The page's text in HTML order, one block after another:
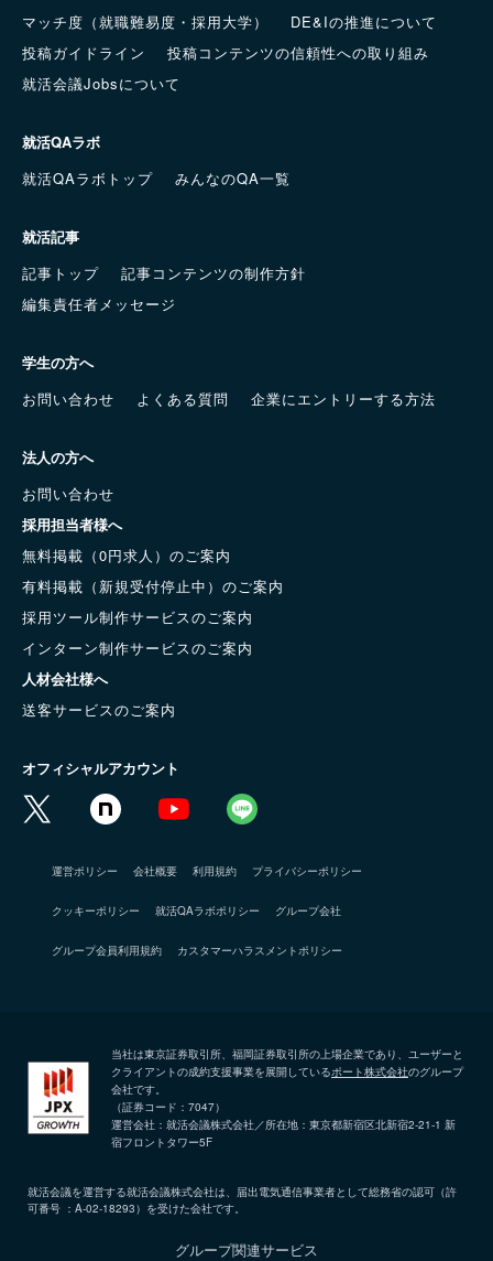
マッチ度（就職難易度・採用大学）
DE&Iの推進について
投稿ガイドライン
投稿コンテンツの信頼性への取り組み
就活会議Jobsについて
就活QAラボ
就活QAラボトップ
みんなのQA一覧
就活記事
記事トップ
記事コンテンツの制作方針
編集責任者メッセージ
学生の方へ
お問い合わせ
よくある質問 企業にエントリーする方法
法人の方へ
お問い合わせ
採用担当者様へ
無料掲載（0円求人）のご案内
有料掲載（新規受付停止中）のご案内
採用ツール制作サービスのご案内
インターン制作サービスのご案内
人材会社様へ
送客サービスのご案内
オフィシャルアカウント
運営ポリシー 会社概要 利用規約 プライバシーポリシー
クッキーポリシー 就活QAラボポリシー グループ会社
グループ会員利用規約 カスタマーハラスメントポリシー
当社は東京証券取引所、福岡証券取引所の上場企業であり、ユーザーと
クライアントの成約支援事業を展開しているポート株式会社のグループ
会社です。
（証券コード：7047）
運営会社：就活会議株式会社／所在地：東京都新宿区北新宿2-21-1 新
宿フロントタワー5F
就活会議を運営する就活会議株式会社は、届出電気通信事業者として総務省の認可（許
可番号 ：A-02-18293）を受けた会社です。